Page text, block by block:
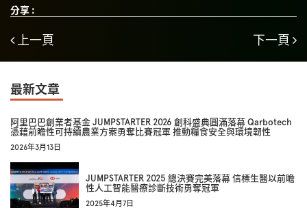
分享 :
上一頁 下一頁
最新文章
阿里巴巴創業者基金 JUMPSTARTER 2026 創科盛典圓滿落幕 Qarbotech
憑藉前瞻性可持續農業方案勇奪比賽冠軍 推動糧食安全與環境韌性
2026年3月13日
JUMPSTARTER 2025 總決賽完美落幕 信標生醫以前瞻
性人工智能醫療診斷技術勇奪冠軍
2025年4月7日